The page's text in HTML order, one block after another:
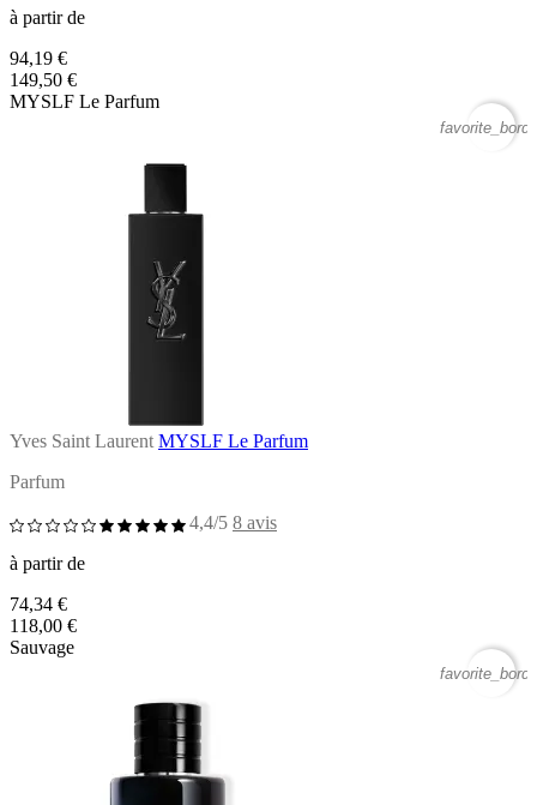
à partir de
94,19 €
149,50 €
MYSLF Le Parfum
Yves Saint Laurent MYSLF Le Parfum
Parfum
4,4/5 8 avis
à partir de
74,34 €
118,00 €
Sauvage